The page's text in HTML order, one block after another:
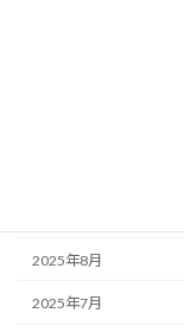
2025年8月
2025年7月